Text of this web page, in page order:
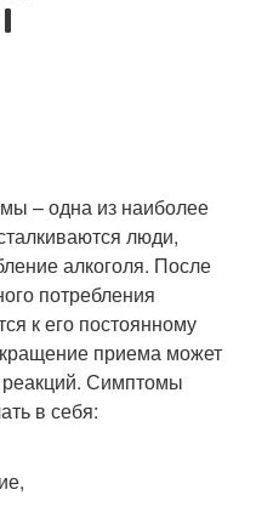
– одна из наиболее
люди,
алкоголя. После
потребления
к его постоянному
приема может
реакций. Симптомы
в себя: